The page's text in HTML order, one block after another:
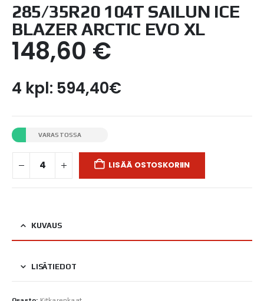
285/35R20 104T SAILUN ICE
BLAZER ARCTIC EVO XL
148,60 €
4 kpl: 594,40€
VARASTOSSA
LISÄÄ OSTOSKORIIN
KUVAUS
LISÄTIEDOT